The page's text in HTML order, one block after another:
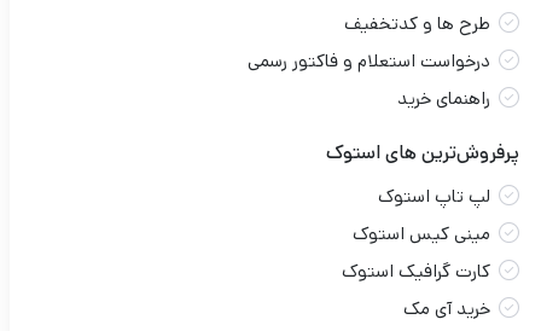
طرح ها و کدتخفیف
درخواست استعلام و فاکتور رسمی
راهنمای خرید
پرفروش‌ترین های استوک
لپ تاپ استوک
مینی کیس استوک
کارت گرافیک استوک
خرید آی مک